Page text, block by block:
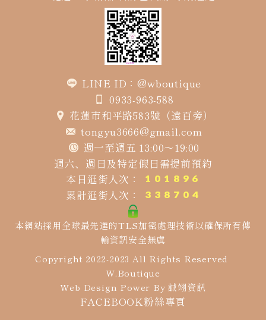
LINE ID：@wboutique
0933-963-588
花蓮市和平路583號（遠百旁）
tongyu3666@gmail.com
週一至週五 13:00～19:00
週六、週日及特定假日需提前預約
本日逛街人次：
累計逛街人次：
本網站採用全球最先進的TLS加密處理技術以確保所有傳
輸資訊安全無虞
Copyright 2022-2023 All Rights Reserved
W.Boutique
Web Design Power By誠翊資訊
FACEBOOK粉絲專頁